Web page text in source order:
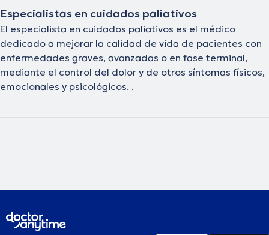
Especialistas en cuidados paliativos
El especialista en cuidados paliativos es el médico
dedicado a mejorar la calidad de vida de pacientes con
enfermedades graves, avanzadas o en fase terminal,
mediante el control del dolor y de otros síntomas físicos,
emocionales y psicológicos. .